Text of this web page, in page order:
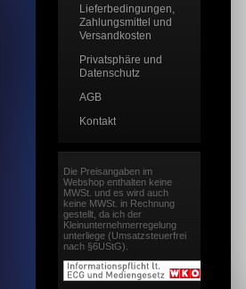
Lieferbedingungen,
Zahlungsmittel und
Versandkosten
Privatsphäre und
Datenschutz
AGB
Kontakt
Die Preisangaben im
Webshop enthalten keine
MWSt. und es wird auch
keine MWSt. in Rechnung
gestellt, da ich der
Kleinunternehmerregelung
unterliege (Umsatzsteuerfrei
nach §6UStG).